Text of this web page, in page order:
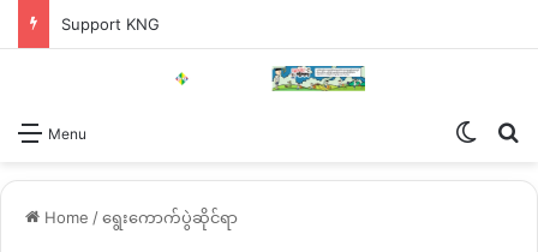
Support KNG
Menu
Home /ရွေးကောက်ပွဲဆိုင်ရာ